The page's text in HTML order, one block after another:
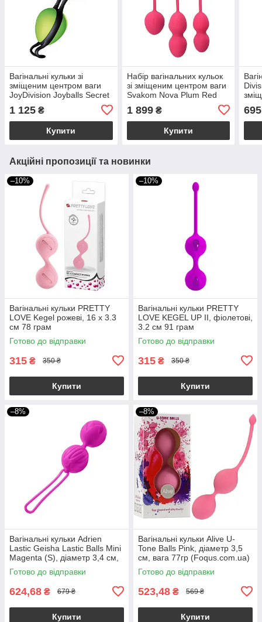
Вагінальні кульки зі
зміщеним центром ваги
JoyDivision Joyballs Secret
1 125 ₴
Купити
Набір вагінальних кульок
зі зміщеним центром ваги
Svakom Nova Plum Red
1 899₴
Купити
695
Акційні пропозиції та новинки
–10%
Вагінальні кульки PRETTY
LOVE Kegel рожеві, 16 х 3.3
см 78 грам
Готово до відправки
315 ₴ 350 ₴
Купити
–10%
Вагінальні кульки PRETTY
LOVE KEGEL UP II, фіолетові,
3.2 см 91 грам
Готово до відправки
315 ₴ 350 ₴
Купити
–8%
Вагінальні кульки Adrien
Lastic Geisha Lastic Balls Mini
Magenta (S), діаметр 3,4 см,
вага 85 г
Готово до відправки
624,68 ₴ 679 ₴
Купити
–8%
Вагінальні кульки Alive U-
Tone Balls Pink, діаметр 3,5
см, вага 77гр (Foqus.com.ua)
Готово до відправки
523,48 ₴ 569 ₴
Купити